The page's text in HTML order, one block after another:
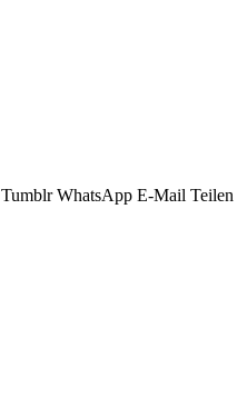
Tumblr WhatsApp E-Mail Teilen